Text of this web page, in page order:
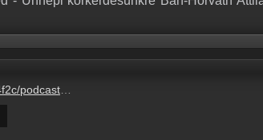
0-1%2F66f3c338-1606-0872-2651-e3fb1496da4c.mp3